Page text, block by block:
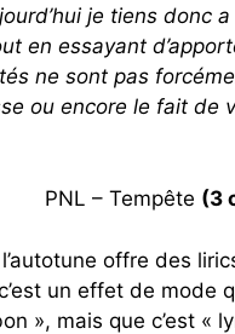
je tiens donc
en essayant
ne sont pas
ou encore le fait de
PNL – Tempête (3
offre des
un effet de mode
», mais que c’est «